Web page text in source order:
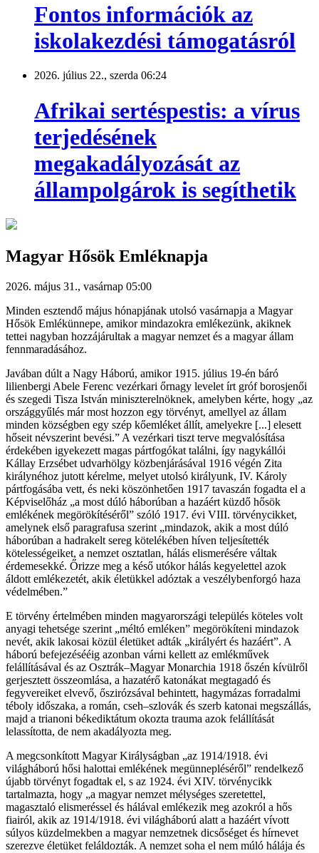
Fontos információk az
iskolakezdési támogatásról
2026. július 22., szerda 06:24
Afrikai sertéspestis: a vírus
terjedésének
megakadályozását az
állampolgárok is segíthetik
Magyar Hősök Emléknapja
2026. május 31., vasárnap 05:00
Minden esztendő május hónapjának utolsó vasárnapja a Magyar
Hősök Emlékünnepe, amikor mindazokra emlékezünk, akiknek
tettei nagyban hozzájárultak a magyar nemzet és a magyar állam
fennmaradásához.
Javában dúlt a Nagy Háború, amikor 1915. július 19-én báró
lilienbergi Abele Ferenc vezérkari őrnagy levelet írt gróf borosjenői
és szegedi Tisza István miniszterelnöknek, amelyben kérte, hogy „az
országgyűlés már most hozzon egy törvényt, amellyel az állam
minden községben egy szép kőemléket állít, amelyekre [...] elesett
hőseit névszerint bevési.” A vezérkari tiszt terve megvalósítása
érdekében igyekezett magas pártfogókat találni, így nagykállói
Kállay Erzsébet udvarhölgy közbenjárásával 1916 végén Zita
királynéhoz jutott kérelme, melyet utolsó királyunk, IV. Károly
pártfogásába vett, és neki köszönhetően 1917 tavaszán fogadta el a
Képviselőház „a most dúló háborúban a hazáért küzdő hősök
emlékének megörökítéséről” szóló 1917. évi VIII. törvénycikket,
amelynek első paragrafusa szerint „mindazok, akik a most dúló
háborúban a hadrakelt sereg kötelékében híven teljesítették
kötelességeiket, a nemzet osztatlan, hálás elismerésére váltak
érdemesekké. Őrizze meg a késő utókor hálás kegyelettel azok
áldott emlékezetét, akik életükkel adóztak a veszélybenforgó haza
védelmében.”
E törvény értelmében minden magyarországi település köteles volt
anyagi tehetsége szerint „méltó emléken” megörökíteni mindazok
nevét, akik lakosai közül életüket adták „királyért és hazáért”. A
háború befejezésééig azonban várni kellett az emlékművek
felállításával és az Osztrák–Magyar Monarchia 1918 őszén kívülről
gerjesztett összeomlása, a hazatérő katonákat megtagadó és
fegyvereiket elvevő, őszirózsával behintett, hagymázas forradalmi
téboly időszaka, a román, cseh–szlovák és szerb katonai megszállás,
majd a trianoni békediktátum okozta trauma azok felállítását
lelassította, de nem akadályozta meg.
A megcsonkított Magyar Királyságban „az 1914/1918. évi
világháború hősi halottai emlékének megünnepléséről” rendelkező
újabb törvényt fogadtak el, s az 1924. évi XIV. törvénycikk
tartalmazta, hogy „a magyar nemzet mélységes szeretettel,
magasztaló elismeréssel és hálával emlékezik meg azokról a hős
fiairól, akik az 1914/1918. évi világháború alatt a hazáért vívott
súlyos küzdelmekben a magyar nemzetnek dicsőséget és hírnevet
szerezve életüket feláldozták. A nemzet soha el nem múló hálája és